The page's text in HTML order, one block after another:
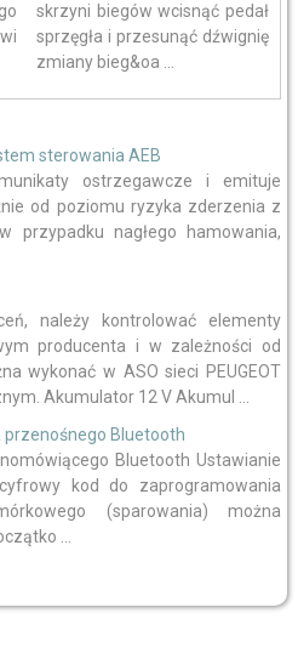
skrzyni biegów wcisnąć pedał
sprzęgła i przesunąć dźwignię
zmiany bieg&oa ...
sterowania AEB
ostrzegawcze i emituje
od poziomu ryzyka zderzenia z
przypadku nagłego hamowania,
należy kontrolować elementy
producenta i w zależności od
wykonać w ASO sieci PEUGEOT
Akumulator 12 V Akumul ...
Bluetooth
Bluetooth Ustawianie
kod do zaprogramowania
(sparowania) można
...